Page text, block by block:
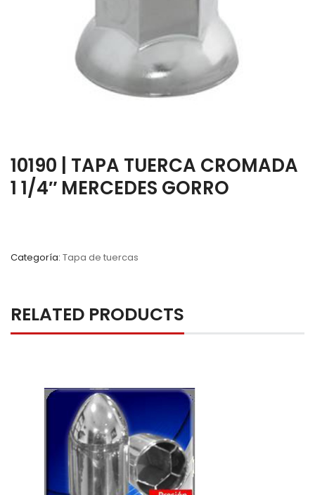
10190 | TAPA TUERCA CROMADA
1 1/4″ MERCEDES GORRO
Categoría: Tapa de tuercas
RELATED PRODUCTS